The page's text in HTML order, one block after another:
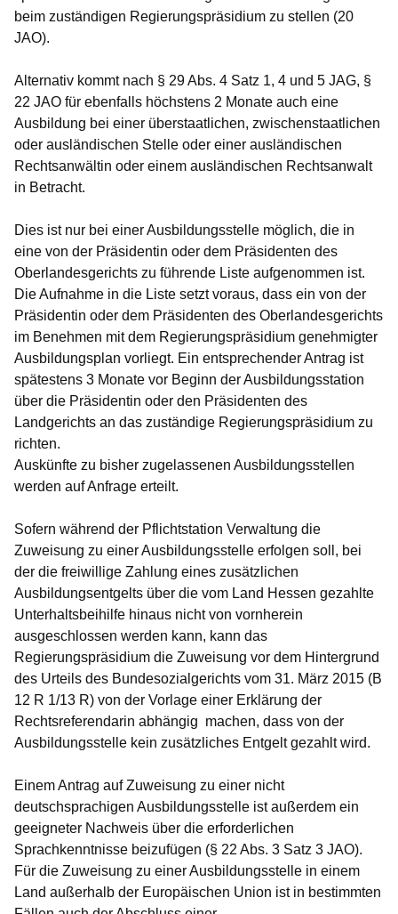
beim zuständigen Regierungspräsidium zu stellen (20
JAO).
Alternativ kommt nach § 29 Abs. 4 Satz 1, 4 und 5 JAG, §
22 JAO für ebenfalls höchstens 2 Monate auch eine
Ausbildung bei einer überstaatlichen, zwischenstaatlichen
oder ausländischen Stelle oder einer ausländischen
Rechtsanwältin oder einem ausländischen Rechtsanwalt
in Betracht.
Dies ist nur bei einer Ausbildungsstelle möglich, die in
eine von der Präsidentin oder dem Präsidenten des
Oberlandesgerichts zu führende Liste aufgenommen ist.
Die Aufnahme in die Liste setzt voraus, dass ein von der
Präsidentin oder dem Präsidenten des Oberlandesgerichts
im Benehmen mit dem Regierungspräsidium genehmigter
Ausbildungsplan vorliegt. Ein entsprechender Antrag ist
spätestens 3 Monate vor Beginn der Ausbildungsstation
über die Präsidentin oder den Präsidenten des
Landgerichts an das zuständige Regierungspräsidium zu
richten.
Auskünfte zu bisher zugelassenen Ausbildungsstellen
werden auf Anfrage erteilt.
Sofern während der Pflichtstation Verwaltung die
Zuweisung zu einer Ausbildungsstelle erfolgen soll, bei
der die freiwillige Zahlung eines zusätzlichen
Ausbildungsentgelts über die vom Land Hessen gezahlte
Unterhaltsbeihilfe hinaus nicht von vornherein
ausgeschlossen werden kann, kann das
Regierungspräsidium die Zuweisung vor dem Hintergrund
des Urteils des Bundesozialgerichts vom 31. März 2015 (B
12 R 1/13 R) von der Vorlage einer Erklärung der
Rechtsreferendarin abhängig machen, dass von der
Ausbildungsstelle kein zusätzliches Entgelt gezahlt wird.
Einem Antrag auf Zuweisung zu einer nicht
deutschsprachigen Ausbildungsstelle ist außerdem ein
geeigneter Nachweis über die erforderlichen
Sprachkenntnisse beizufügen (§ 22 Abs. 3 Satz 3 JAO).
Für die Zuweisung zu einer Ausbildungsstelle in einem
Land außerhalb der Europäischen Union ist in bestimmten